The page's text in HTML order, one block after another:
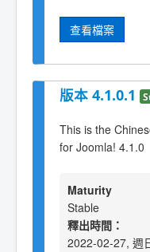
查看檔案
版本 4.1.0.1
This is the
for Joomla! 4.1.0
Maturity
Stable
釋出時間：
2022-02-27, 週